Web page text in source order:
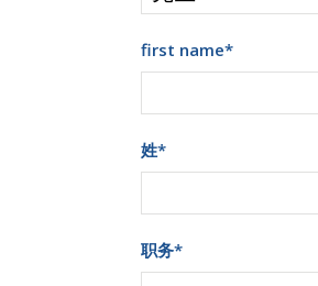
first name*
姓*
职务*